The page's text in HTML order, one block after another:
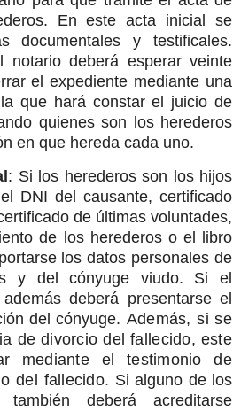
En este acta inicial se
documentales y testificales.
notario deberá esperar veinte
el expediente mediante una
que hará constar el juicio de
quienes son los herederos
en que hereda cada uno.
: Si los herederos son los hijos
DNI del causante, certificado
de últimas voluntades,
de los herederos o el libro
los datos personales de
y del cónyuge viudo. Si el
deberá presentarse el
del cónyuge. Además, si se
de divorcio del fallecido, este
mediante el testimonio de
del fallecido. Si alguno de los
deberá acreditarse